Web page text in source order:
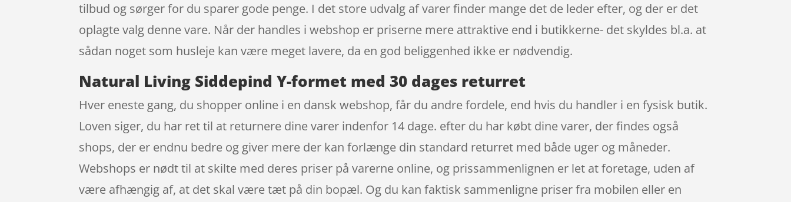
tilbud og sørger for du sparer gode penge. I det store udvalg af varer finder mange det de leder efter, og der er det
oplagte valg denne vare. Når der handles i webshop er priserne mere attraktive end i butikkerne- det skyldes bl.a. at
sådan noget som husleje kan være meget lavere, da en god beliggenhed ikke er nødvendig.
Natural Living Siddepind Y-formet med 30 dages returret
Hver eneste gang, du shopper online i en dansk webshop, får du andre fordele, end hvis du handler i en fysisk butik.
Loven siger, du har ret til at returnere dine varer indenfor 14 dage. efter du har købt dine varer, der findes også
shops, der er endnu bedre og giver mere der kan forlænge din standard returret med både uger og måneder.
Webshops er nødt til at skilte med deres priser på varerne online, og prissammenlignen er let at foretage, uden af
være afhængig af, at det skal være tæt på din bopæl. Og du kan faktisk sammenligne priser fra mobilen eller en